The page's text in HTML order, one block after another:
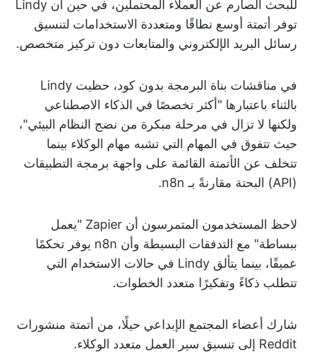
للبحث الصارم عن العملاء المحتملين، في حين أن Lindy
توفر أتمتة أوسع نطاقًا ومتعددة الاستخدامات لتنسيق
رسائل البريد الإلكتروني والمتابعات دون تركيز متخصص.
في مناقشات بناة البرمجة بدون كود، حظيت Lindy
بالثناء باعتبارها "أكثر تخصصًا في الذكاء الاصطناعي
ولكنها لا تزال في مرحلة مبكرة من نضج النظام البيئي"،
حيث تتفوق في المهام التي تشبه مهام الوكلاء بينما
تتخلف عن الأتمتة القائمة على واجهة برمجة التطبيقات
(API) البحتة مقارنةً بـ n8n.
لاحظ المستخدمون المتمرسون أن Zapier "يعمل
ببساطة" مع التدفقات البسيطة وأن n8n يوفر تحكمًا
عميقًا، بينما يتألق Lindy في حالات الاستخدام التي
تتطلب ذكاءً وتفكيرًا متعدد الخطوات.
شارك أعضاء المجتمع الإبداعي حيلًا، من أتمتة منشورات
Reddit إلى تنسيق سير العمل متعدد الوكلاء.